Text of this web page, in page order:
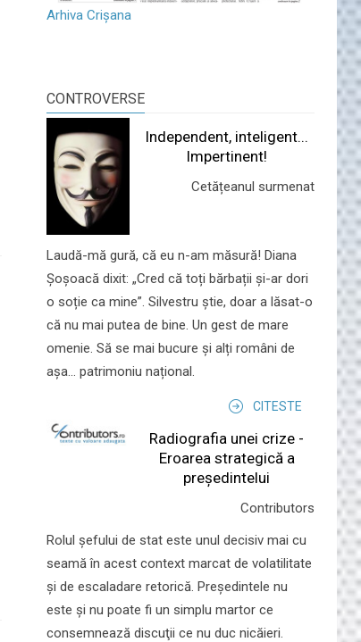
Arhiva Crișana
CONTROVERSE
Independent, inteligent...
Impertinent!
Cetățeanul surmenat
Laudă-mă gură, că eu n-am măsură! Diana
Șoșoacă dixit: „Cred că toți bărbații și-ar dori
o soție ca mine”. Silvestru știe, doar a lăsat-o
că nu mai putea de bine. Un gest de mare
omenie. Să se mai bucure și alți români de
așa... patrimoniu național.
CITESTE
Radiografia unei crize -
Eroarea strategică a
președintelui
Contributors
Rolul şefului de stat este unul decisiv mai cu
seamă în acest context marcat de volatilitate
şi de escaladare retorică. Preşedintele nu
este şi nu poate fi un simplu martor ce
consemnează discuţii ce nu duc nicăieri.